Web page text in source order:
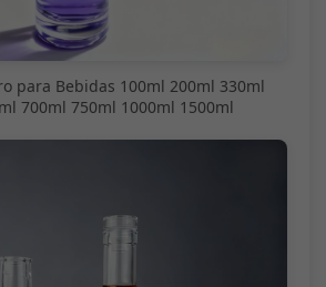
para Bebidas 100ml 200ml 330ml
700ml 750ml 1000ml 1500ml